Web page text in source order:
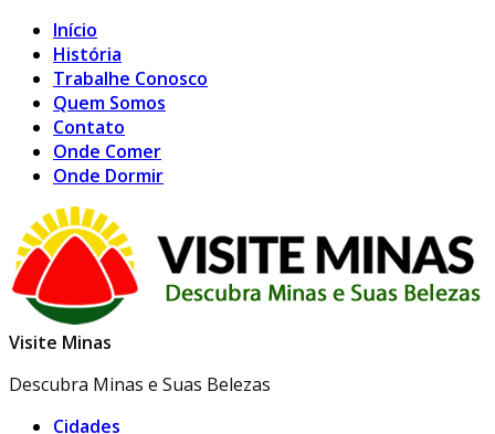
Início
História
Trabalhe Conosco
Quem Somos
Contato
Onde Comer
Onde Dormir
Visite Minas
Descubra Minas e Suas Belezas
Cidades